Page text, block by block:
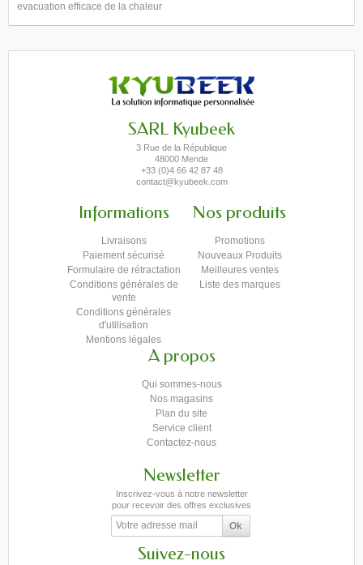
evacuation efficace de la chaleur
SARL Kyubeek
3 Rue de la République
48000 Mende
+33 (0)4 66 42 87 48
contact@kyubeek.com
Informations
Livraisons
Paiement sécurisé
Formulaire de rétractation
Conditions générales de
vente
Conditions générales
d'utilisation
Mentions légales
Nos produits
Promotions
Nouveaux Produits
Meilleures ventes
Liste des marques
A propos
Qui sommes-nous
Nos magasins
Plan du site
Service client
Contactez-nous
Newsletter
Inscrivez-vous à notre newsletter
pour recevoir des offres exclusives
Suivez-nous